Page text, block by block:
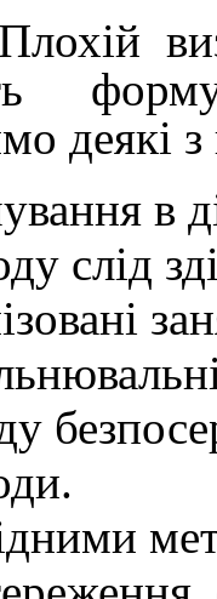
деякі
в
слід